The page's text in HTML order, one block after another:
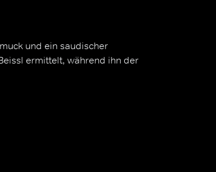
und ein saudischer
ermittelt, während ihn der